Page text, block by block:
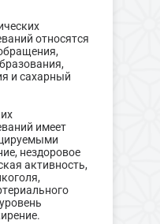
относятся
и сахарный
имеет
нездоровое
активность,